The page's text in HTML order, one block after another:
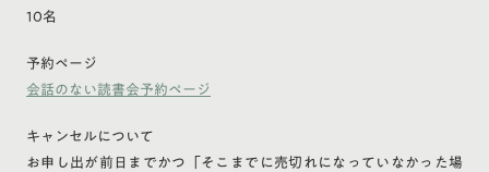
10名
予約ページ
会話のない読書会予約ページ
キャンセルについて
お申し出が前日までかつ「そこまでに売切れになっていなかった場